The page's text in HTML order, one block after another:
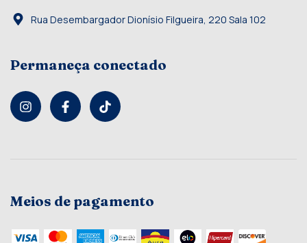
Rua Desembargador Dionísio Filgueira, 220 Sala 102
Permaneça conectado
Meios de pagamento